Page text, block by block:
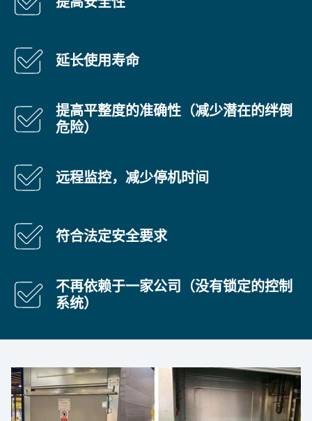
延长使用寿命
提高平整度的准确性（减少潜在的绊倒
危险）
远程监控，减少停机时间
符合法定安全要求
不再依赖于一家公司（没有锁定的控制
系统）